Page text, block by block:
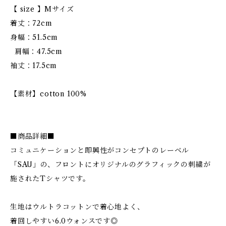
【 size 】Mサイズ
着丈：72cm
身幅：51.5cm
肩幅：47.5cm
袖丈：17.5cm
【素材】cotton 100%
■商品詳細■
コミュニケーションと即興性がコンセプトのレーベル
「SAU」の、フロントにオリジナルのグラフィックの刺繍が
施されたTシャツです。
生地はウルトラコットンで着心地よく、
着回しやすい6.0ウォンスです◎